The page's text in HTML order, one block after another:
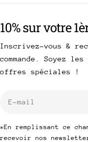
10% sur votre
Inscrivez-vous &
commande. Soyez
offres spéciales !
*En remplissant ce
recevoir nos